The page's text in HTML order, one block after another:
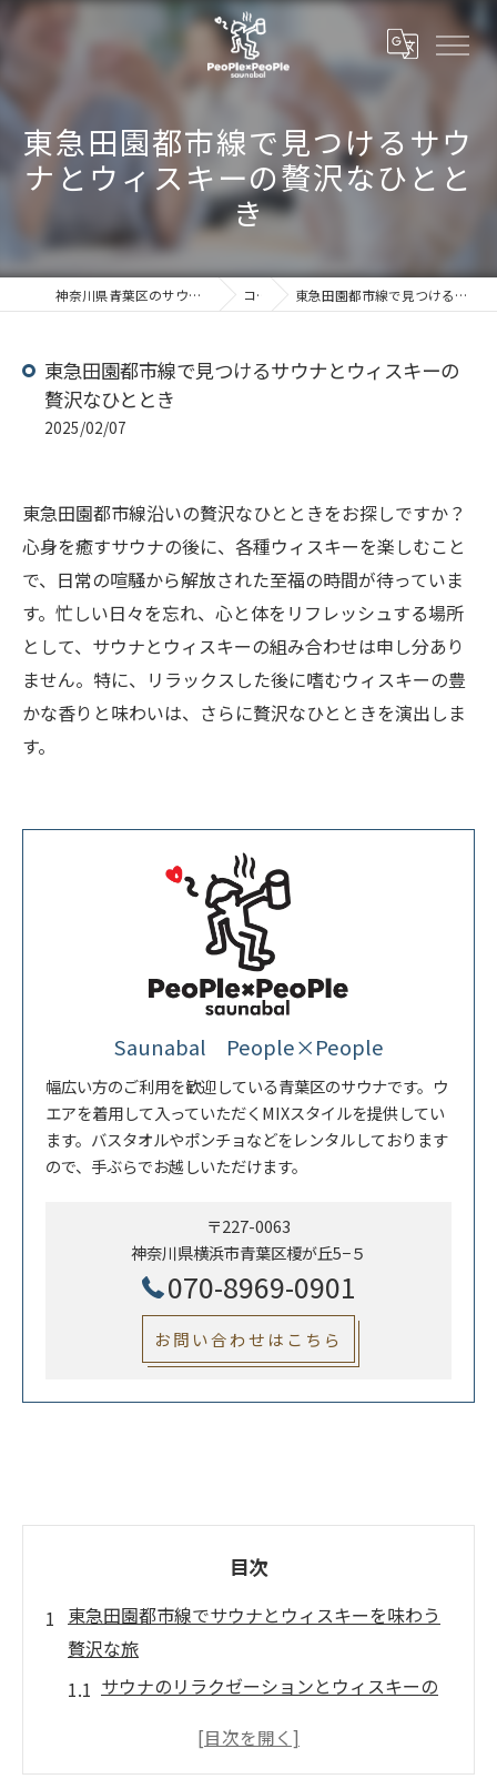
東急田園都市線で見つけるサウ
ナとウィスキーの贅沢なひとと
き
神奈川県青葉区のサウナならSaunabal People×People コラム 東急田園都市線で見つけるサウナとウィスキーの贅沢なひととき
東急田園都市線で見つけるサウナとウィスキーの
贅沢なひととき
2025/02/07
東急田園都市線沿いの贅沢なひとときをお探しですか？
心身を癒すサウナの後に、各種ウィスキーを楽しむこと
で、日常の喧騒から解放された至福の時間が待っていま
す。忙しい日々を忘れ、心と体をリフレッシュする場所
として、サウナとウィスキーの組み合わせは申し分あり
ません。特に、リラックスした後に嗜むウィスキーの豊
かな香りと味わいは、さらに贅沢なひとときを演出しま
す。
Saunabal People×People
幅広い方のご利用を歓迎している青葉区のサウナです。ウ
エアを着用して入っていただくMIXスタイルを提供してい
ます。バスタオルやポンチョなどをレンタルしております
ので、手ぶらでお越しいただけます。
〒227-0063
神奈川県横浜市青葉区榎が丘5−５
070-8969-0901
お問い合わせはこちら
目次
東急田園都市線でサウナとウィスキーを味わう
贅沢な旅
サウナのリラクゼーションとウィスキーの
東急田園都市線のおすすめサウナスポット